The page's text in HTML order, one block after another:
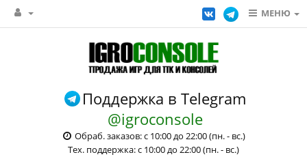
МЕНЮ
Поддержка в Telegram
@igroconsole
Обраб. заказов: с 10:00 до 22:00 (пн. - вс.)
Тех. поддержка: с 10:00 до 22:00 (пн. - вс.)